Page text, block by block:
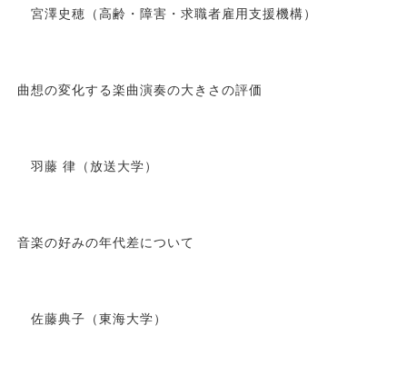
宮澤史穂（高齢・障害・求職者雇用支援機構）
曲想の変化する楽曲演奏の大きさの評価
羽藤 律（放送大学）
音楽の好みの年代差について
佐藤典子（東海大学）